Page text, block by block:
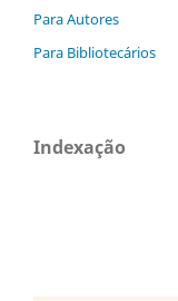
Para Autores
Para Bibliotecários
Indexação